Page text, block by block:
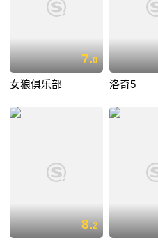
7.0
女狼俱乐部 洛奇5
8.2